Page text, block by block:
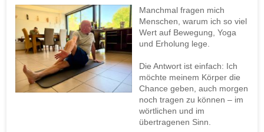
Manchmal fragen mich
Menschen, warum ich so viel
Wert auf Bewegung, Yoga
und Erholung lege.
Die Antwort ist einfach: Ich
möchte meinem Körper die
Chance geben, auch morgen
noch tragen zu können – im
wörtlichen und im
übertragenen Sinn.